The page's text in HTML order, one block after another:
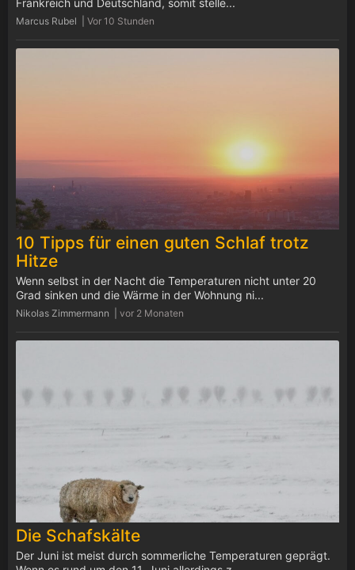
Marcus Rubel | Vor 10 Stunden
10 Tipps für einen guten Schlaf trotz
Hitze
Nikolas Zimmermann | vor 2 Monaten
Wenn selbst in der Nacht die Temperaturen nicht unter 20
Grad sinken und die Wärme in der Wohnung ni...
Die Schafskälte
Der Juni ist meist durch sommerliche Temperaturen geprägt.